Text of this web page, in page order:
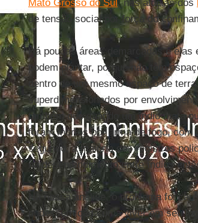
Mato Grosso do Sul, nas aldeias dos
de tensão social por força do
Há poucas áreas demarcadas e
podem plantar, porque não têm
dentro de um mesmo espaço de
superdimensionados por
também que quando um índio mata
foram mortos por arma de fogo,
segundo, a maioria dos registros
há desentendimento entre índios
Na nossa análise, o problema foi
pudessem cada uma viver em seu